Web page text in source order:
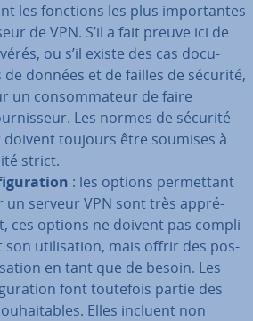
les fonctions les plus im­por­tantes
de VPN. S’il a fait preuve ici de
ou s’il existe des cas do­cu­
données et de failles de sécurité,
un con­som­ma­teur de faire
Les normes de sécurité
doivent toujours être soumises à
strict.
: les options per­met­tant
un serveur VPN sont très ap­pré­
ces options ne doivent pas com­pli­
son uti­li­sa­tion, mais offrir des pos­
en tant que de besoin. Les
font toutefois partie des
Elles incluent non